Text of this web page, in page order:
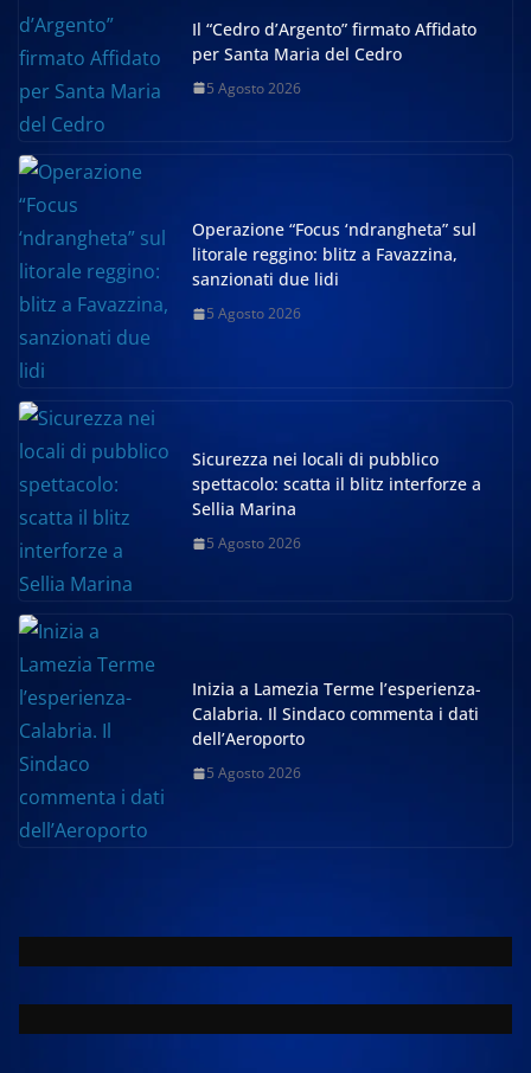
Il “Cedro d’Argento” firmato Affidato
per Santa Maria del Cedro
5 Agosto 2026
Operazione “Focus ‘ndrangheta” sul
litorale reggino: blitz a Favazzina,
sanzionati due lidi
5 Agosto 2026
Sicurezza nei locali di pubblico
spettacolo: scatta il blitz interforze a
Sellia Marina
5 Agosto 2026
Inizia a Lamezia Terme l’esperienza-
Calabria. Il Sindaco commenta i dati
dell’Aeroporto
5 Agosto 2026